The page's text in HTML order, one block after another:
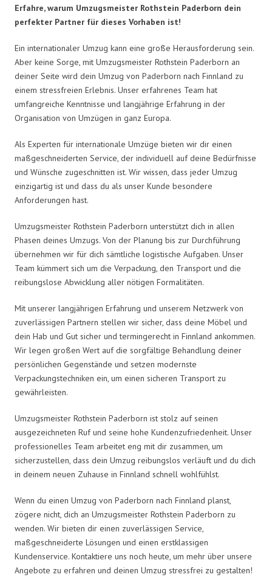
Erfahre, warum Umzugsmeister Rothstein Paderborn dein
perfekter Partner für dieses Vorhaben ist!
Ein internationaler Umzug kann eine große Herausforderung sein.
Aber keine Sorge, mit Umzugsmeister Rothstein Paderborn an
deiner Seite wird dein Umzug von Paderborn nach Finnland zu
einem stressfreien Erlebnis. Unser erfahrenes Team hat
umfangreiche Kenntnisse und langjährige Erfahrung in der
Organisation von Umzügen in ganz Europa.
Als Experten für internationale Umzüge bieten wir dir einen
maßgeschneiderten Service, der individuell auf deine Bedürfnisse
und Wünsche zugeschnitten ist. Wir wissen, dass jeder Umzug
einzigartig ist und dass du als unser Kunde besondere
Anforderungen hast.
Umzugsmeister Rothstein Paderborn unterstützt dich in allen
Phasen deines Umzugs. Von der Planung bis zur Durchführung
übernehmen wir für dich sämtliche logistische Aufgaben. Unser
Team kümmert sich um die Verpackung, den Transport und die
reibungslose Abwicklung aller nötigen Formalitäten.
Mit unserer langjährigen Erfahrung und unserem Netzwerk von
zuverlässigen Partnern stellen wir sicher, dass deine Möbel und
dein Hab und Gut sicher und termingerecht in Finnland ankommen.
Wir legen großen Wert auf die sorgfältige Behandlung deiner
persönlichen Gegenstände und setzen modernste
Verpackungstechniken ein, um einen sicheren Transport zu
gewährleisten.
Umzugsmeister Rothstein Paderborn ist stolz auf seinen
ausgezeichneten Ruf und seine hohe Kundenzufriedenheit. Unser
professionelles Team arbeitet eng mit dir zusammen, um
sicherzustellen, dass dein Umzug reibungslos verläuft und du dich
in deinem neuen Zuhause in Finnland schnell wohlfühlst.
Wenn du einen Umzug von Paderborn nach Finnland planst,
zögere nicht, dich an Umzugsmeister Rothstein Paderborn zu
wenden. Wir bieten dir einen zuverlässigen Service,
maßgeschneiderte Lösungen und einen erstklassigen
Kundenservice. Kontaktiere uns noch heute, um mehr über unsere
Angebote zu erfahren und deinen Umzug stressfrei zu gestalten!